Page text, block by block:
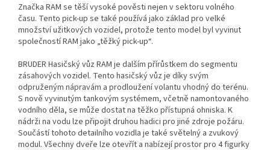
Značka RAM se těší vysoké pověsti nejen v sektoru volného
času. Tento pick-up se také používá jako základ pro velké
množství užitkových vozidel, protože tento model byl vyvinut
společností RAM jako „těžký pick-up“.
BRUDER Hasičský vůz RAM je dalším přírůstkem do segmentu
zásahových vozidel. Tento hasičský vůz je díky svým
odpruženým nápravám a prodloužení volantu vhodný do terénu.
S nově vyvinutým tankovým systémem, včetně namontovaného
vodního děla, se může dostat na těžko přístupná ohniska. K
nádrži na vodu lze připojit druhou hadici pro jiné zdroje požáru.
Součástí tohoto detailního vozidla je také světelný a zvukový
modul. Všechny dveře lze otevřít a nabízejí prostor pro 4 figurky